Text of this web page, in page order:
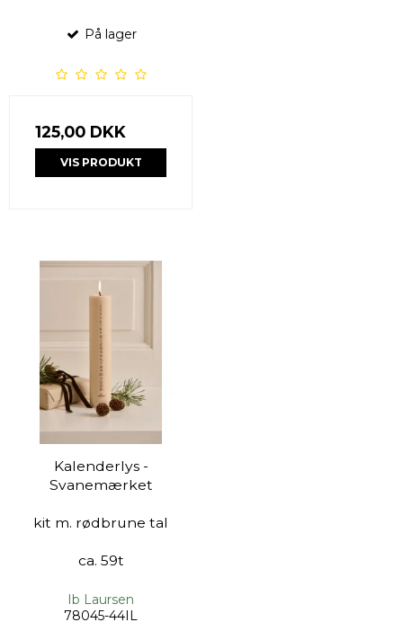
På lager
125,00 DKK
VIS PRODUKT
Kalenderlys -
Svanemærket
kit m. rødbrune tal
ca. 59t
Ib Laursen
78045-44IL